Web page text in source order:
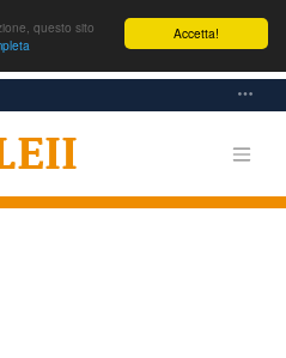
Accetta!
questo sito